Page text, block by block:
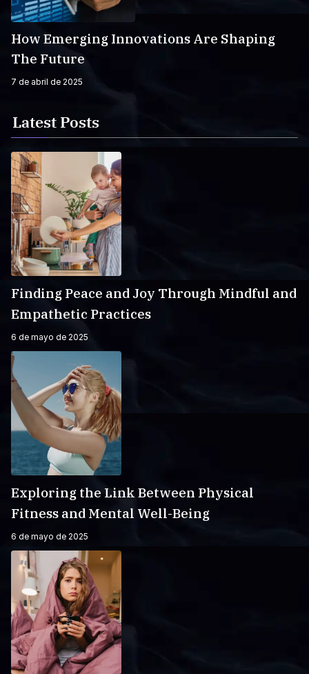
How Emerging Innovations Are Shaping
The Future
7 de abril de 2025
Latest Posts
Finding Peace and Joy Through Mindful and
Empathetic Practices
6 de mayo de 2025
Exploring the Link Between Physical
Fitness and Mental Well-Being
6 de mayo de 2025